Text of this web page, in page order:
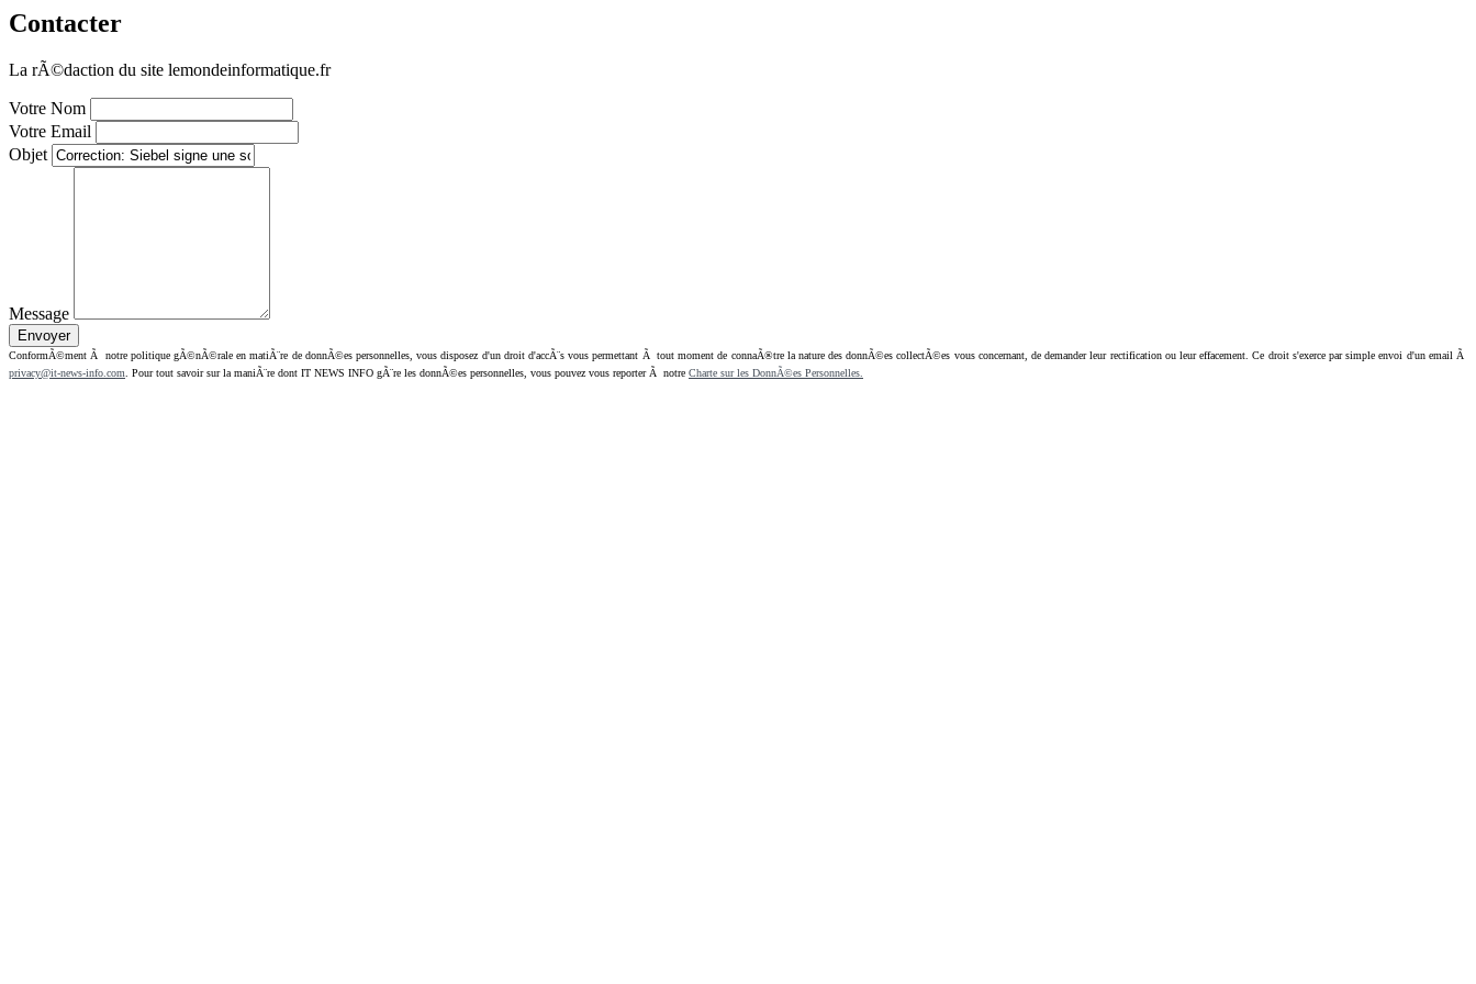
Contacter
La rÃ©daction du site lemondeinformatique.fr
Votre Nom
Votre Email
Objet
Message
ConformÃ©ment Ã notre politique gÃ©nÃ©rale en matiÃ¨re de donnÃ©es personnelles, vous disposez d'un droit d'accÃ¨s vous permettant Ã tout moment de connaÃ®tre la nature des donnÃ©es collectÃ©es vous concernant, de demander leur rectification ou leur effacement. Ce droit s'exerce par simple envoi d'un email Ã
privacy@it-news-info.com . Pour tout savoir sur la maniÃ¨re dont IT NEWS INFO gÃ¨re les donnÃ©es personnelles, vous pouvez vous reporter Ã notre Charte sur les DonnÃ©es Personnelles.